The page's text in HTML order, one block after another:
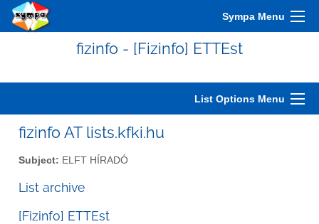
Sympa Menu
fizinfo - [Fizinfo] ETTEst
List Options Menu
fizinfo AT lists.kfki.hu
Subject: ELFT HÍRADÓ
List archive
[Fizinfo] ETTEst